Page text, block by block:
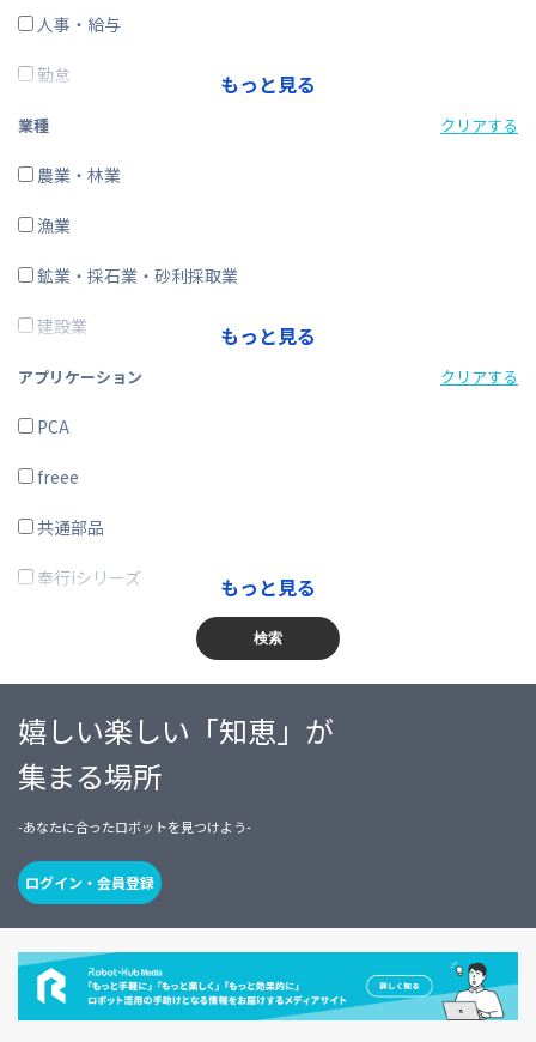
人事・給与
勤怠
経費精算
CRM・SFA
ERP
在庫購買
その他
もっと見る
業種 クリアする
農業・林業
漁業
鉱業・採石業・砂利採取業
建設業
製造業
電気・ガス・熱供給・水道業
情報通信業
運輸業、郵便業
卸売業、小売業
学術研究・専門・技術サービス業
宿泊業・飲食サービス業
生活関連サービス業・娯楽業
教育、学習支援業
医療、福祉
複合サービス事業
もっと見る
アプリケーション クリアする
PCA
freee
共通部品
奉行iシリーズ
勘定奉行
給与奉行
就業奉行
人事奉行
PCA商魂DX
PCA商管DX
もっと見る
検索
嬉しい楽しい「知恵」が
集まる場所
-あなたに合ったロボットを見つけよう-
ログイン・会員登録